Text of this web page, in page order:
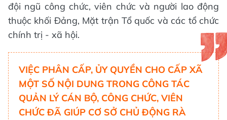
đội ngũ công chức, viên chức và người lao động
thuộc khối Đảng, Mặt trận Tổ quốc và các tổ chức
chính trị - xã hội.
VIỆC PHÂN CẤP, ỦY QUYỀN CHO CẤP XÃ
MỘT SỐ NỘI DUNG TRONG CÔNG TÁC
QUẢN LÝ CÁN BỘ, CÔNG CHỨC, VIÊN
CHỨC ĐÃ GIÚP CƠ SỞ CHỦ ĐỘNG RÀ